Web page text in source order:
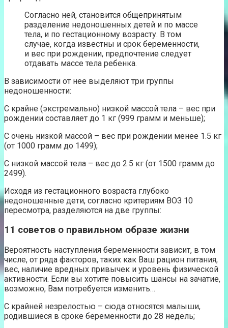
Согласно ней, становится общепринятым
разделение недоношенных детей и по массе
тела, и по гестационному возрасту. В том
случае, когда известны и срок беременности,
и вес при рождении, предпочтение следует
отдавать массе тела ребенка.
В зависимости от нее выделяют три группы
недоношенности:
С крайне (экстремально) низкой массой тела – вес при
рождении составляет до 1 кг (999 грамм и меньше);
С очень низкой массой – вес при рождении менее 1.5 кг
(от 1000 грамм до 1499);
С низкой массой тела – вес до 2.5 кг (от 1500 грамм до
2499).
Исходя из гестационного возраста глубоко
недоношенные дети, согласно критериям ВОЗ 10
пересмотра, разделяются на две группы:
11 советов о правильном образе жизни
Вероятность наступления беременности зависит, в том
числе, от ряда факторов, таких как Ваш рацион питания,
вес, наличие вредных привычек и уровень физической
активности. Если вы хотите повысить шансы на зачатие,
возможно, Вам потребуется изменить…
С крайней незрелостью – сюда относятся малыши,
родившиеся в сроке беременности до 28 недель;